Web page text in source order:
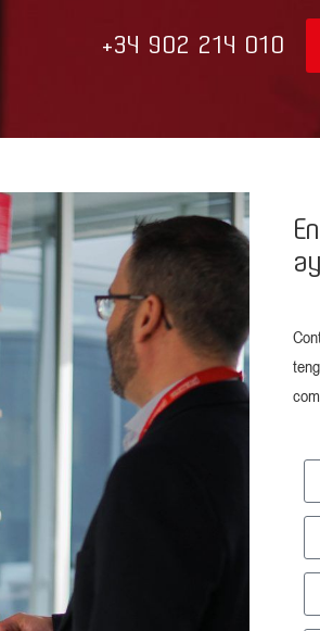
+34 902 214 010